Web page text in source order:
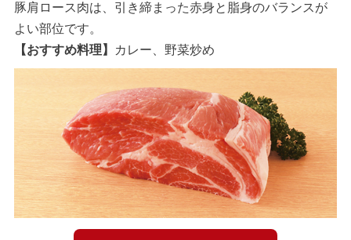
豚肩ロース肉は、引き締まった赤身と脂身のバランスが
よい部位です。
【おすすめ料理】
カレー、野菜炒め